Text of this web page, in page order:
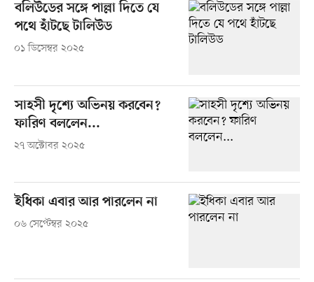
বলিউডের সঙ্গে পাল্লা দিতে যে
পথে হাঁটছে টালিউড
০১ ডিসেম্বর ২০২৫
সাহসী দৃশ্যে অভিনয় করবেন?
ফারিণ বললেন...
২৭ অক্টোবর ২০২৫
ইধিকা এবার আর পারলেন না
০৬ সেপ্টেম্বর ২০২৫